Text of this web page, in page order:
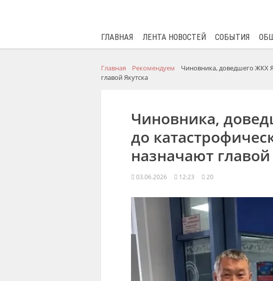
ГЛАВНАЯ ЛЕНТА НОВОСТЕЙ СОБЫТИЯ
Главная Рекомендуем
Чиновника, доведшего ЖКХ
главой Якутска
Чиновника,
до
назначают главой
03.06.2026 12:23 20